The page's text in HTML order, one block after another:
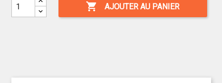
 AJOUTER AU PANIER